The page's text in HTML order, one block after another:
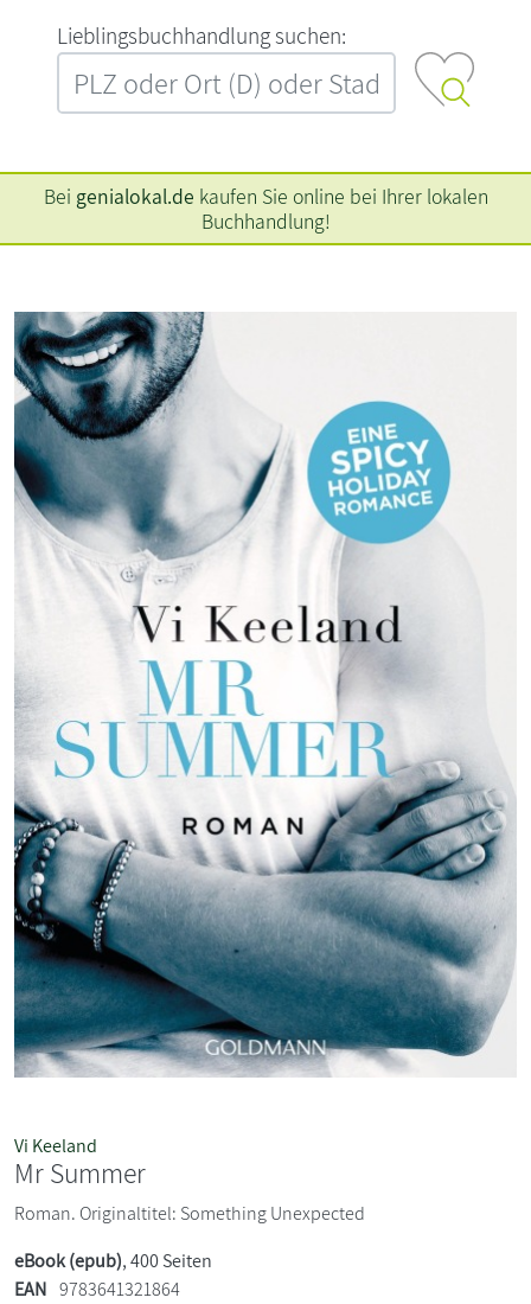
L‍i‍e‍b‍l‍i‍n‍g‍s‍b‍u‍c‍h‍h‍a‍n‍d‍l‍u‍n‍g‍ ‍s‍u‍c‍h‍e‍n‍:‍
Bei genialokal.de kaufen Sie online bei Ihrer lokalen
Buchhandlung!
Vi Keeland
Mr Summer
Roman. Originaltitel: Something Unexpected
eBook (epub), 400 Seiten
EAN 9783641321864